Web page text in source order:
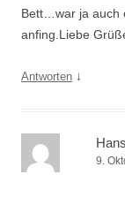
Bett…war ja auch
anfing.Liebe
Antworten ↓
9.